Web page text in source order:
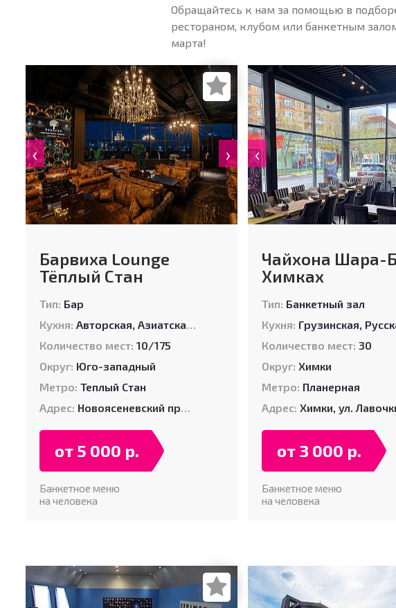
Обращайтесь к нам за помощью в
рестораном, клубом или банкетным
марта!
‹ ›
Барвиха Lounge
Тёплый Стан
Тип: Бар
Кухня: Авторская, Азиатская , Американская,Европейская,Русская
Количество мест: 10/175
Округ: Юго-западный
Метро: Теплый Стан
Адрес: Новоясеневский проспект, д. 1, 3 этаж
от 5 000 р.
Банкетное меню
на человека
‹
Чайхона Шара-
Химках
Тип: Банкетный зал
Кухня: Грузинская,
Количество мест: 30
Округ: Химки
Метро: Планерная
Адрес: Химки, ул. Лавочкина
от 3 000 р.
Банкетное меню
на человека